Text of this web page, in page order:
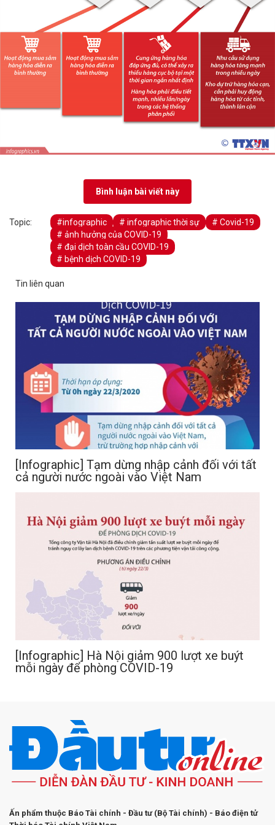
Bình luận bài viết này
Topic: #infographic # infographic thời sự
# Covid-19
# ảnh hưởng của COVID-19
# đại dịch toàn cầu COVID-19
# bệnh dịch COVID-19
Tin liên quan
[Infographic] Tạm dừng nhập cảnh đối với tất
cả người nước ngoài vào Việt Nam
[Infographic] Hà Nội giảm 900 lượt xe buýt
mỗi ngày để phòng COVID-19
Ấn phẩm thuộc Báo Tài chính - Đầu tư (Bộ Tài chính) - Báo điện tử